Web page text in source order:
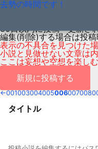
去勢の時間です！
投稿と編集
30日以内に投稿・更新さ
編集(削除)する場合は投
表示の不具合を見つけた
小説と見做せない文章は
ここは妄想や空想を楽し
新規に投稿する
←001003004005006007008
タイトル